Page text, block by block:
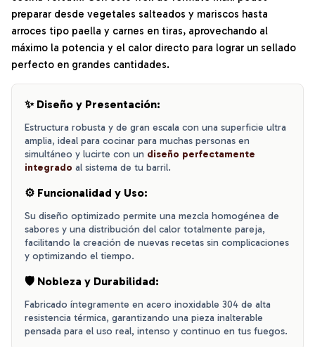
preparar desde vegetales salteados y mariscos hasta
arroces tipo paella y carnes en tiras, aprovechando al
máximo la potencia y el calor directo para lograr un sellado
perfecto en grandes cantidades.
✨ Diseño y Presentación:
Estructura robusta y de gran escala con una superficie ultra
amplia, ideal para cocinar para muchas personas en
simultáneo y lucirte con un diseño perfectamente
integrado al sistema de tu barril.
⚙️ Funcionalidad y Uso:
Su diseño optimizado permite una mezcla homogénea de
sabores y una distribución del calor totalmente pareja,
facilitando la creación de nuevas recetas sin complicaciones
y optimizando el tiempo.
🛡️ Nobleza y Durabilidad:
Fabricado íntegramente en acero inoxidable 304 de alta
resistencia térmica, garantizando una pieza inalterable
pensada para el uso real, intenso y continuo en tus fuegos.